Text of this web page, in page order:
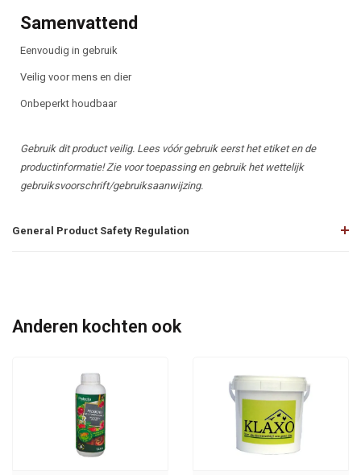
Samenvattend
Eenvoudig in gebruik
Veilig voor mens en dier
Onbeperkt houdbaar
Gebruik dit product veilig. Lees vóór gebruik eerst het etiket en de
productinformatie! Zie voor toepassing en gebruik het wettelijk
gebruiksvoorschrift/gebruiksaanwijzing.
General Product Safety Regulation
Anderen kochten ook